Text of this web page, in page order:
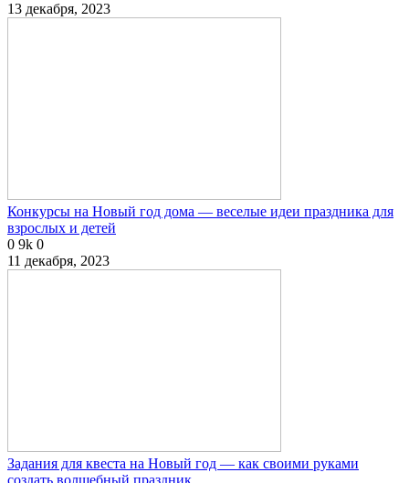
13 декабря, 2023
Конкурсы на Новый год дома — веселые идеи праздника для
взрослых и детей
0 9k 0
11 декабря, 2023
Задания для квеста на Новый год — как своими руками